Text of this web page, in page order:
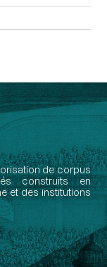
de corpus
construits en
et des institutions